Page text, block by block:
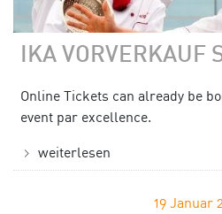
IKA VORVERKAUF
Online Tickets can already be
event par excellence.
weiterlesen
19 Januar